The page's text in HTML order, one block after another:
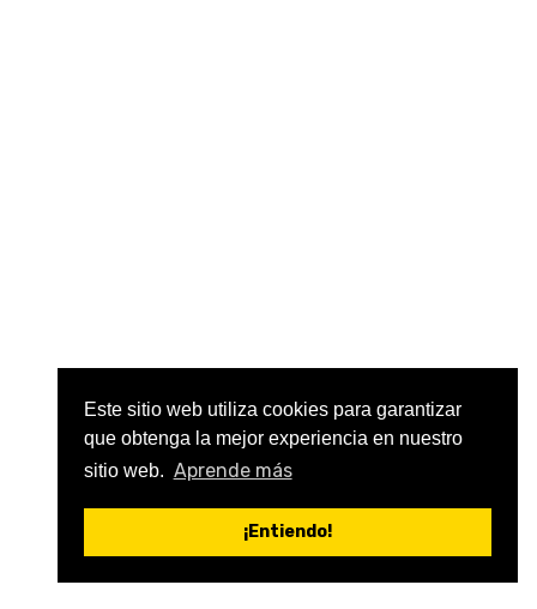
Este sitio web utiliza cookies para garantizar
que obtenga la mejor experiencia en nuestro
sitio web. Aprende más
¡Entiendo!